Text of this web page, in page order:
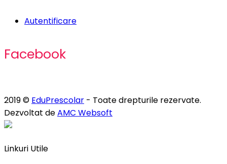
Autentificare
Facebook
2019 © EduPrescolar - Toate drepturile rezervate.
Dezvoltat deAMC Websoft
Linkuri Utile